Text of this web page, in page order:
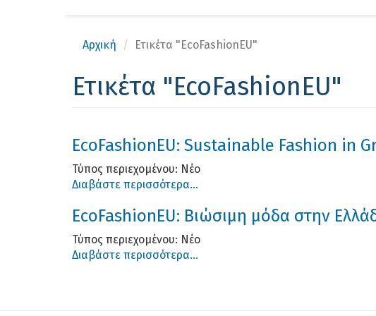
Αρχική Ετικέτα "EcoFashionEU"
Ετικέτα "EcoFashionEU"
EcoFashionEU: Sustainable Fashion in
Τύπος περιεχομένου: Νέο
Διαβάστε περισσότερα...
EcoFashionEU: Βιώσιμη μόδα στην
Τύπος περιεχομένου: Νέο
Διαβάστε περισσότερα...